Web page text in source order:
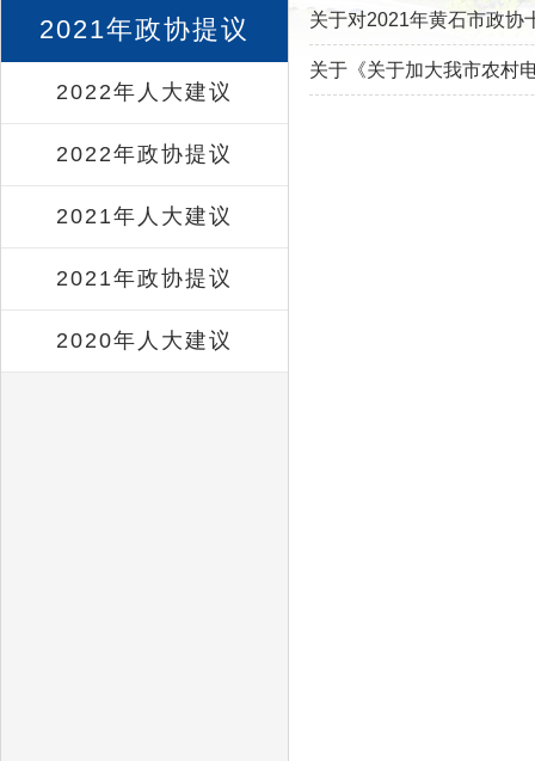
2021年政协提议
2022年人大建议
2022年政协提议
2021年人大建议
2021年政协提议
2020年人大建议
关于对2021年黄石市政协
关于《关于加大我市农村